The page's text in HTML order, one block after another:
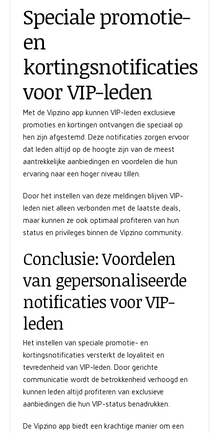
Speciale promotie-
en
kortingsnotificaties
voor VIP-leden
Met de Vipzino app kunnen VIP-leden exclusieve
promoties en kortingen ontvangen die speciaal op
hen zijn afgestemd. Deze notificaties zorgen ervoor
dat leden altijd op de hoogte zijn van de meest
aantrekkelijke aanbiedingen en voordelen die hun
ervaring naar een hoger niveau tillen.
Door het instellen van deze meldingen blijven VIP-
leden niet alleen verbonden met de laatste deals,
maar kunnen ze ook optimaal profiteren van hun
status en privileges binnen de Vipzino community.
Conclusie: Voordelen
van gepersonaliseerde
notificaties voor VIP-
leden
Het instellen van speciale promotie- en
kortingsnotificaties versterkt de loyaliteit en
tevredenheid van VIP-leden. Door gerichte
communicatie wordt de betrokkenheid verhoogd en
kunnen leden altijd profiteren van exclusieve
aanbiedingen die hun VIP-status benadrukken.
De Vipzino app biedt een krachtige manier om een